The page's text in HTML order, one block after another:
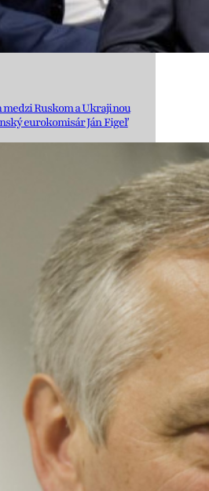
medzi Ruskom a Ukrajinou
eurokomisár Ján Figeľ